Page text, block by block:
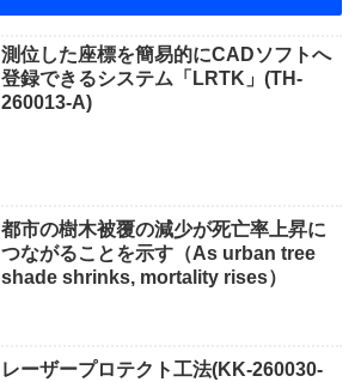
測位した座標を簡易的にCADソフトへ
登録できるシステム「LRTK」(TH-
260013-A)
都市の樹木被覆の減少が死亡率上昇に
つながることを示す（As urban tree
shade shrinks, mortality rises）
レーザープロテクト⼯法(KK-260030-